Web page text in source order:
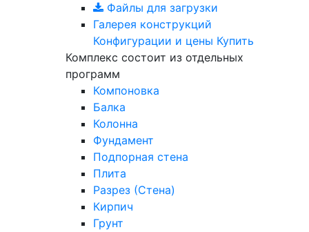
Файлы для загрузки
Галерея конструкций
Конфигурации и цены Купить
Комплекс состоит из отдельных
программ
Компоновка
Балка
Колонна
Фундамент
Подпорная стена
Плита
Разрез (Стена)
Кирпич
Грунт